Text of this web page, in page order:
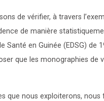
de vérifier, à travers
de manière
Santé en Guinée (EDSG) de
que les monographies de
que nous exploiterons,